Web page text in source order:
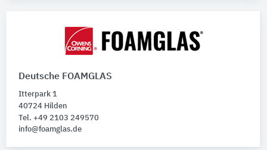
Deutsche FOAMGLAS
Itterpark 1
40724 Hilden
Tel. +49 2103 249570
info@foamglas.de